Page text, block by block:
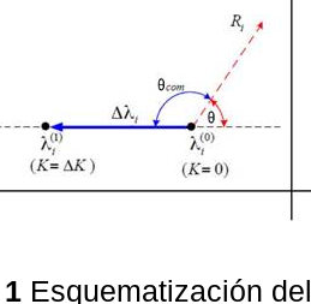
Esquematización